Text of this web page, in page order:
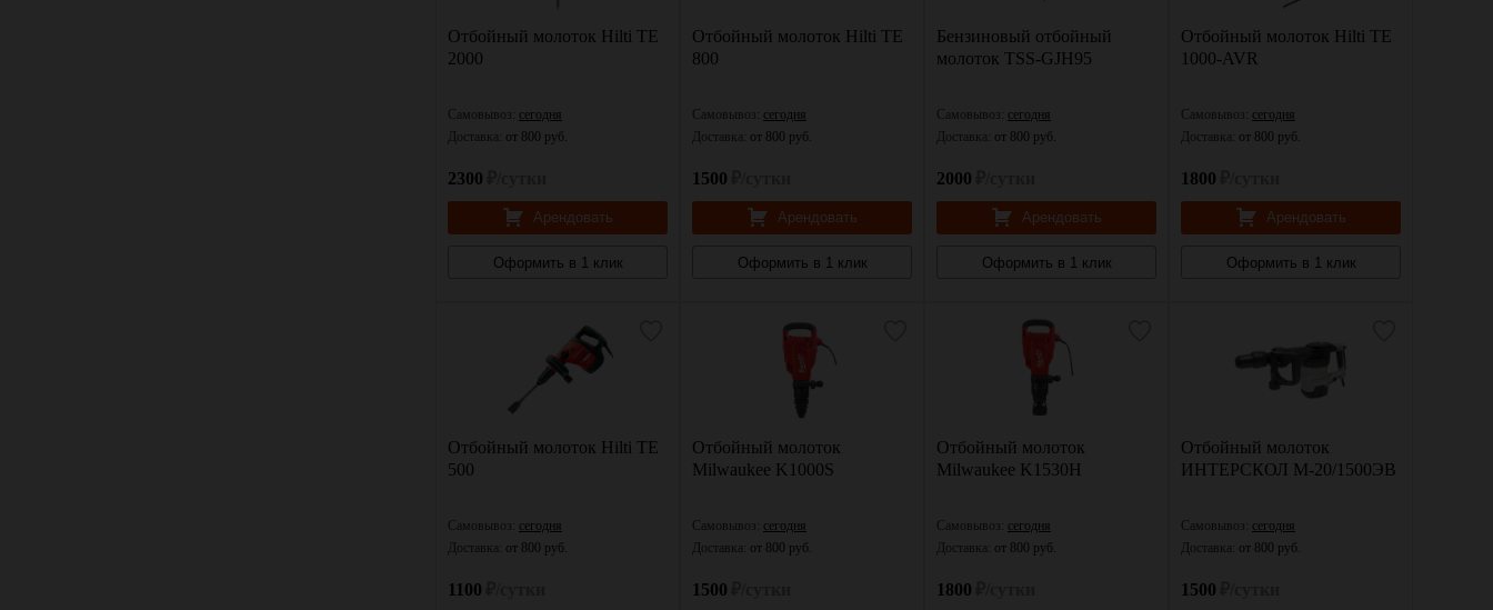
Отбойный молоток Hilti TE
2000
Самовывоз: сегодня
Доставка: от 800 руб.
2300
Арендовать
Оформить в 1 клик
Отбойный молоток Hilti TE
800
Самовывоз: сегодня
Доставка: от 800 руб.
1500
Арендовать
Оформить в 1 клик
Бензиновый отбойный
молоток TSS-GJH95
Самовывоз: сегодня
Доставка: от 800 руб.
2000
Арендовать
Оформить в 1 клик
Отбойный молоток Hilti TE
1000-AVR
Самовывоз: сегодня
Доставка: от 800 руб.
1800
Арендовать
Оформить в 1 клик
Отбойный молоток Hilti TE
500
Самовывоз: сегодня
Доставка: от 800 руб.
1100
Отбойный молоток
Milwaukee K1000S
Самовывоз: сегодня
Доставка: от 800 руб.
1500
Отбойный молоток
Milwaukee K1530H
Самовывоз: сегодня
Доставка: от 800 руб.
1800
Отбойный молоток
ИНТЕРСКОЛ М-20/1500ЭВ
Самовывоз: сегодня
Доставка: от 800 руб.
1500